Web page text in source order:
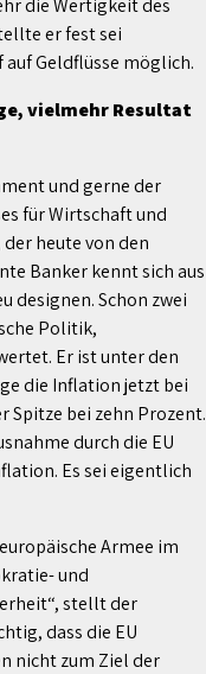
die Wertigkeit des
er fest sei
Geldflüsse möglich.
vielmehr Resultat
und gerne der
für Wirtschaft und
heute von den
Banker kennt sich aus
designen. Schon zwei
Politik,
Er ist unter den
die Inflation jetzt bei
Spitze bei zehn Prozent.
durch die EU
Es sei eigentlich
Armee im
und
stellt der
dass die EU
nicht zum Ziel der